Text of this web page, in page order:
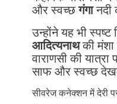
और स्वच्छगंगानदी
उन्होंने यह भी
आदित्यनाथकी
वाराणसी की
साफ और स्वच्छ
सीवरेज कनेक्शन में देरी